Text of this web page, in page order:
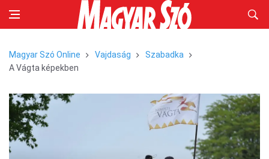
Magyar Szó Online Vajdaság
Szabadka
A Vágta képekben